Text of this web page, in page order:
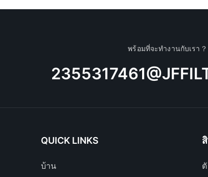
พร้อมที่จะทำงานกับเรา？
QUICK LINKS
บ้าน